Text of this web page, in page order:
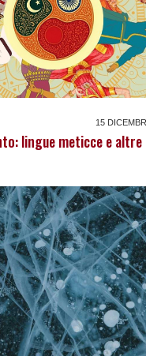
15
lingue meticce e